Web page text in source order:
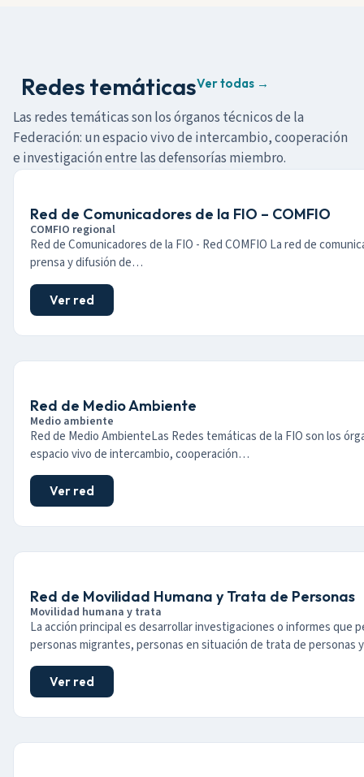
Redes temáticasVer todas →
Las redes temáticas son los órganos técnicos de la
Federación: un espacio vivo de intercambio, cooperación
e investigación entre las defensorías miembro.
Red de Comunicadores de la FIO – COMFIO
COMFIO regional
Red de Comunicadores de la FIO - Red COMFIO La red de
prensa y difusión de…
Ver red
Red de Medio Ambiente
Medio ambiente
Red de Medio AmbienteLas Redes temáticas de la FIO son los
espacio vivo de intercambio, cooperación…
Ver red
Red de Movilidad Humana y Trata de Personas
Movilidad humana y trata
La acción principal es desarrollar investigaciones o informes que
personas migrantes, personas en situación de trata de personas
Ver red